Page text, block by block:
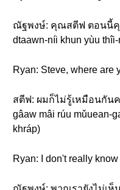
ณัฐพงษ์: คุณสตีฟ ตอนนี้คุ
dtaawn-níi khun yùu
Ryan: Steve, where are
สตีฟ: ผมก็ไม่รู้เหมือนกัน
gâaw mâi rúu mǔuean-
khráp)
Ryan: I don't really